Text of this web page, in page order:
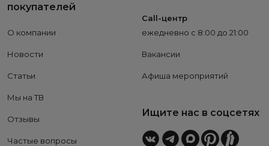
покупателей
О компании
Новости
Статьи
Мы на ТВ
Отзывы
Частые вопросы
Call-центр
ежедневно с 8:00 до 21:00
Вакансии
Афиша мероприятий
Ищите нас в соцсетях